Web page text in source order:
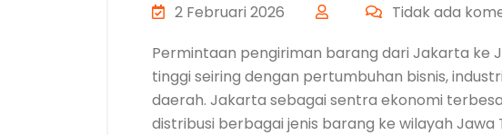
2 Februari 2026
Tidak ada
Permintaan pengiriman barang dari Jakarta ke
tinggi seiring dengan pertumbuhan bisnis,
daerah. Jakarta sebagai sentra ekonomi
distribusi berbagai jenis barang ke wilayah Jawa